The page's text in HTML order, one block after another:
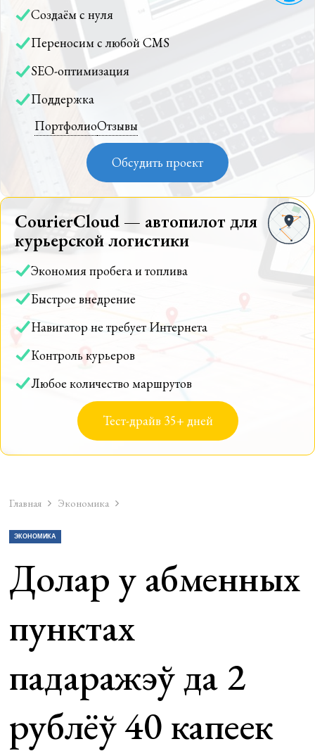
Создаём с нуля
Переносим с любой CMS
SEO-оптимизация
Поддержка
ПортфолиоОтзывы
Обсудить проект
CourierCloud — автопилот для
курьерской логистики
Экономия пробега и топлива
Быстрое внедрение
Навигатор не требует Интернета
Контроль курьеров
Любое количество маршрутов
Тест-драйв 35+ дней
Главная Экономика
ЭКОНОМИКА
Долар у абменных
пунктах
падаражэў да 2
рублёў 40 капеек